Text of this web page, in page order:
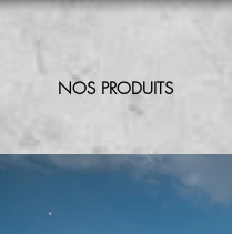
NOS PRODUITS